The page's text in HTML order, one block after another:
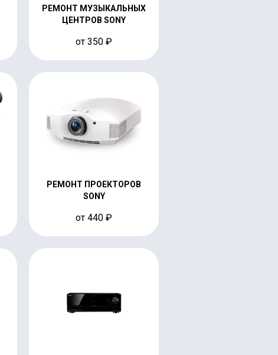
РЕМОНТ МУЗЫКАЛЬНЫХ
ЦЕНТРОВ SONY
от 350 ₽
РЕМОНТ ПРОЕКТОРОВ
SONY
от 440 ₽